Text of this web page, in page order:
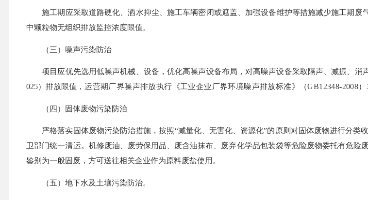
施工期应采取道路硬化、洒水抑尘、施工车辆密闭或遮盖、加强设备维护等措施减少施工期
中颗粒物无组织排放监控浓度限值。
（三）噪声污染防治
项目应优先选用低噪声机械、设备 ， 优化高噪声设备布局 ，对高噪声设备采取 隔声、减振、消
025）排放限值，运营期厂界噪声排放执行《工业企业厂界环境噪声排放标准》 （GB12348-2008）
（ 四 ）固体废物污染防治
严格落实固体废物污染防治措施，按照“减量化、无害化、资源化”的原则 对固体废物进行分类
卫部门统一清运。 机修废油、废劳保用品、废含油抹布、废弃化学品包装袋等危险废物委托有危险
鉴别为一般固废，方可送往相关企业作为原料废盐使用。
（五）地下水及土壤污染防治。